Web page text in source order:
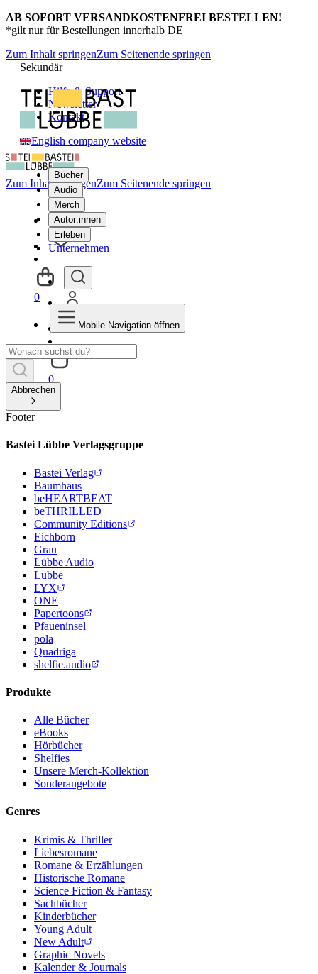
AB SOFORT VERSANDKOSTENFREI BESTELLEN!
*gilt nur für Bestellungen innerhalb DE
Zum Inhalt springenZum Seitenende springen
Sekundär
Hilfe & Support
Newsletter
Kontakt
English company website
Bücher
Audio
Merch
Autor:innen
Erleben
Unternehmen
0
Zum Inhalt springenZum Seitenende springen
0
Mobile Navigation öffnen
Abbrechen
Footer
Bastei Lübbe Verlagsgruppe
Bastei Verlag
Baumhaus
beHEARTBEAT
beTHRILLED
Community Editions
Eichborn
Grau
Lübbe Audio
Lübbe
LYX
ONE
Papertoons
Pfaueninsel
pola
Quadriga
shelfie.audio
Produkte
Alle Bücher
eBooks
Hörbücher
Shelfies
Unsere Merch-Kollektion
Sonderangebote
Genres
Krimis & Thriller
Liebesromane
Romane & Erzählungen
Historische Romane
Science Fiction & Fantasy
Sachbücher
Kinderbücher
Young Adult
New Adult
Graphic Novels
Kalender & Journals